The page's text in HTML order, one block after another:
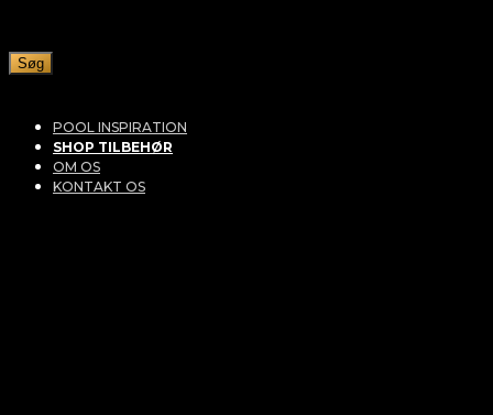
Søg
POOL INSPIRATION
SHOP TILBEHØR
OM OS
KONTAKT OS